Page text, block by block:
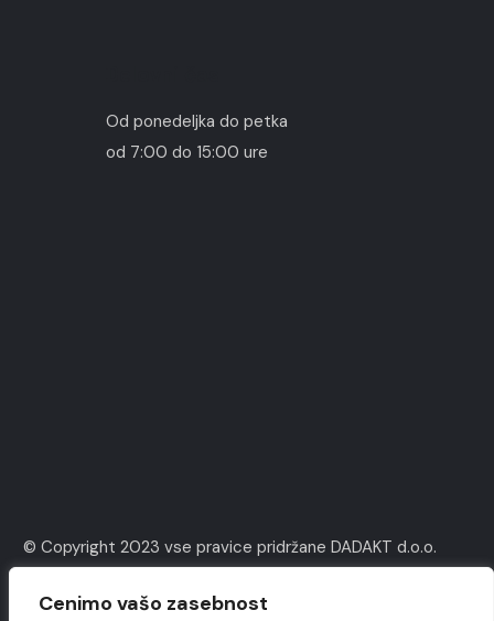
Cenimo vašo zasebnost
Od ponedeljka do petka
od 7:00 do 15:00 ure
© Copyright 2023 vse pravice pridržane DADAKT d.o.o.
Izdelava spletnih strani ASBIT Computers